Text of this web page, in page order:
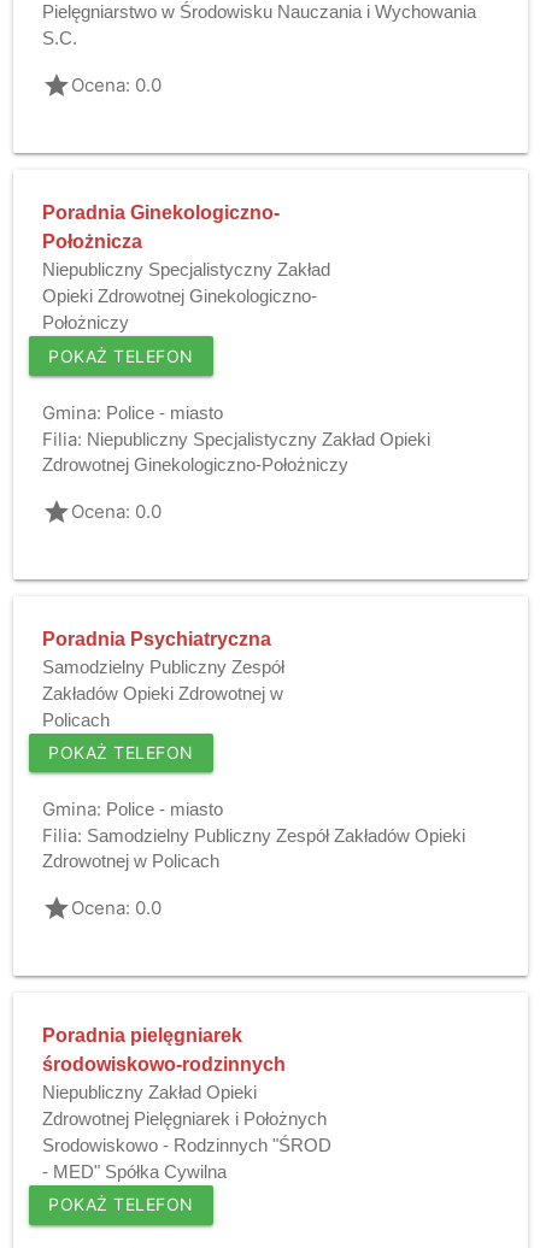
Pielęgniarstwo w Środowisku Nauczania i Wychowania
S.C.
gradeOcena: 0.0
Poradnia Ginekologiczno-
Położnicza
Niepubliczny Specjalistyczny Zakład
Opieki Zdrowotnej Ginekologiczno-
Położniczy
POKAŻ TELEFON
Gmina: Police - miasto
Filia: Niepubliczny Specjalistyczny Zakład Opieki
Zdrowotnej Ginekologiczno-Położniczy
gradeOcena: 0.0
Poradnia Psychiatryczna
Samodzielny Publiczny Zespół
Zakładów Opieki Zdrowotnej w
Policach
POKAŻ TELEFON
Gmina: Police - miasto
Filia: Samodzielny Publiczny Zespół Zakładów Opieki
Zdrowotnej w Policach
gradeOcena: 0.0
Poradnia pielęgniarek
środowiskowo-rodzinnych
Niepubliczny Zakład Opieki
Zdrowotnej Pielęgniarek i Położnych
Srodowiskowo - Rodzinnych "ŚROD
- MED" Spółka Cywilna
POKAŻ TELEFON